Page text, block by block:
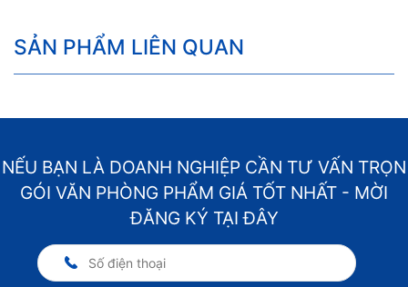
SẢN PHẨM LIÊN QUAN
NẾU BẠN LÀ DOANH NGHIỆP CẦN TƯ VẤN TRỌN
GÓI VĂN PHÒNG PHẨM GIÁ TỐT NHẤT - MỜI
ĐĂNG KÝ TẠI ĐÂY